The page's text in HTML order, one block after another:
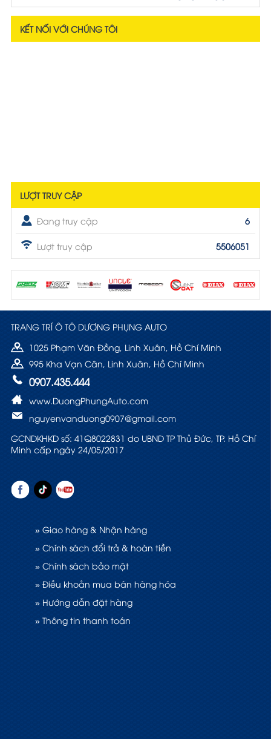
KẾT NỐI VỚI CHÚNG TÔI
LƯỢT TRUY CẬP
Đang truy cập 6
Lượt truy cập 5506051
TRANG TRÍ Ô TÔ DƯƠNG PHỤNG AUTO
1025 Phạm Văn Đồng, Linh Xuân, Hồ Chí Minh
995 Kha Vạn Cân, Linh Xuân, Hồ Chí Minh
0907.435.444
www.DuongPhungAuto.com
nguyenvanduong0907@gmail.com
GCNDKHKD số: 41Q8022831 do UBND TP Thủ Đức, TP. Hồ Chí
Minh cấp ngày 24/05/2017
» Giao hàng & Nhận hàng
» Chính sách đổi trả & hoàn tiền
» Chính sách bảo mật
» Điều khoản mua bán hàng hóa
» Hướng dẫn đặt hàng
» Thông tin thanh toán